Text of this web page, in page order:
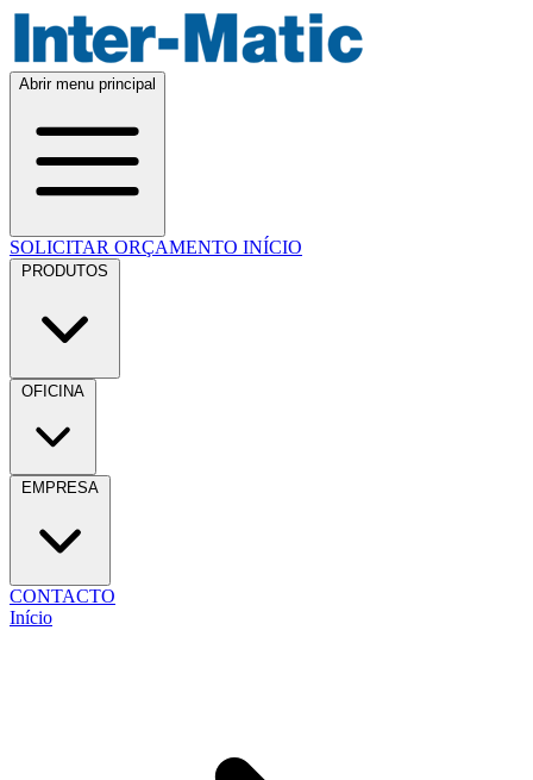
Abrir menu principal
SOLICITAR ORÇAMENTO INÍCIO
CONTACTO
Início